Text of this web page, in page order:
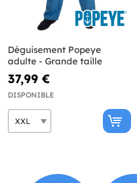
Déguisement Popeye
adulte - Grande taille
37,99 €
DISPONIBLE